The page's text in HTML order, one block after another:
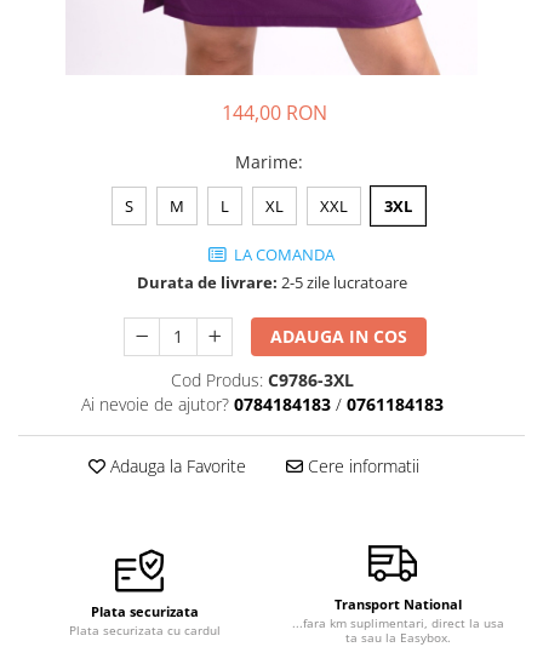
Halate medicale polar - unisex
Sorturi restaurante
Tricouri de lucru
Saboti medicali
ACCESORII
Noutati
144,00 RON
Marime:
S M L XL XXL 3XL
LA COMANDA
Durata de livrare: 2-5 zile lucratoare
ADAUGA IN COS
Cod Produs: C9786-3XL
Ai nevoie de ajutor? 0784184183 / 0761184183
Adauga la Favorite Cere informatii
Plata securizata
Plata securizata cu cardul
Transport National
...fara km suplimentari, direct la usa
ta sau la Easybox.